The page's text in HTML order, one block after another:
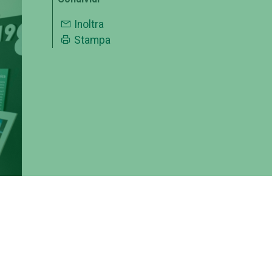
Inoltra
Stampa